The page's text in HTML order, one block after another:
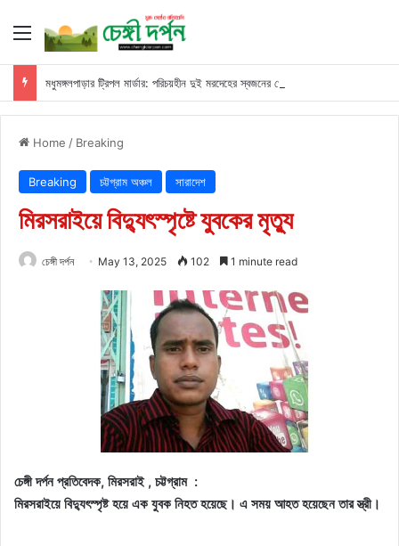
Menu
মধুমঙ্গলপাড়ার ট্রিপল মার্ডার: পরিচয়হীন দুই মরদেহের স্বজনের খোঁজ পুলিশের
Home / Breaking
Breaking চট্টগ্রাম অঞ্চল সারাদেশ
মিরসরাইয়ে বিদ্যুৎস্পৃষ্টে যুবকের মৃত্যু
চেঙ্গী দর্পন May 13, 2025 102 1 minute read
চেঙ্গী দর্পন প্রতিবেদক, মিরসরাই , চট্টগ্রাম :
মিরসরাইয়ে বিদ্যুৎস্পৃষ্ট হয়ে এক যুবক নিহত হয়েছে। এ সময় আহত হয়েছেন তার স্ত্রী।